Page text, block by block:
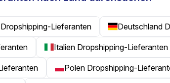
Lieferanten Deutschland
Italien Dropshipping-Lieferanten
Polen Dropshipping-